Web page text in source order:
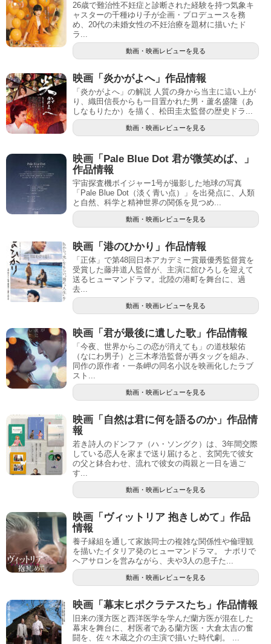
26歳で難治性不妊症と診断された経験を持つ気象キ
ャスターの千種ゆり子が企画・プロデュースを務
め、20代の未婚女性の不妊治療を題材に描いたド
ラ...
動画・映画レビューを見る
映画「炎かがよへ」作品情報
「炎かがよへ」の解説 人質の身から当主に這い上が
り、織田信長からも一目置かれた男・蘆名盛隆（あ
しなもりたか）を描く、松田圭太監督の歴史ドラ...
動画・映画レビューを見る
映画「Pale Blue Dot 君が微笑めば、」
作品情報
宇宙探査機ボイジャー1号が撮影した地球の写真
「Pale Blue Dot（淡く青い点）」を出発点に、人類
と自然、科学と精神世界の関係を見つめ...
動画・映画レビューを見る
映画「港のひかり」作品情報
「正体」で第48回日本アカデミー賞最優秀監督賞を
受賞した藤井道人監督が、主演に舘ひろしを迎えて
送るヒューマンドラマ。北陸の港町を舞台に、過
去...
動画・映画レビューを見る
映画「君が最後に遺した歌」作品情報
「今夜、世界からこの恋が消えても」の道枝駿佑
（なにわ男子）と三木孝浩監督が再タッグを組み、
同作の原作者・一条岬の同名小説を映画化したラブ
スト...
動画・映画レビューを見る
映画「自然は君に何を語るのか」作品情
報
若き詩人のドンファ（ハ・ソングク）は、3年間交際
している恋人を家まで送り届けると、玄関先で彼女
の父と鉢合わせ、流れで彼女の両親と一日を過ご
す...
動画・映画レビューを見る
映画「ヴィットリア 抱きしめて」作品
情報
養子縁組を通して家族同士の複雑な関係性や倫理観
を描いたイタリア発のヒューマンドラマ。 ナポリで
ヘアサロンを営みながら、夫や3人の息子た...
動画・映画レビューを見る
映画「幕末ヒポクラテスたち」作品情報
旧来の漢方医と西洋医学を学んだ蘭方医が混在した
幕末を舞台に、村医者である蘭方医・大倉太吉の奮
闘を、佐々木蔵之介の主演で描いた時代劇。 ...